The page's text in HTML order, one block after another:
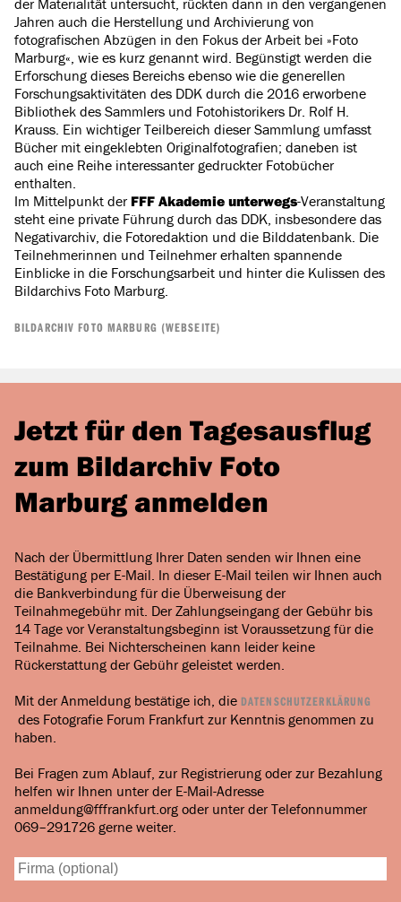
der Materialität untersucht, rückten dann in den vergangenen
Jahren auch die Herstellung und Archivierung von
fotografischen Abzügen in den Fokus der Arbeit bei »Foto
Marburg«, wie es kurz genannt wird. Begünstigt werden die
Erforschung dieses Bereichs ebenso wie die generellen
Forschungsaktivitäten des DDK durch die 2016 erworbene
Bibliothek des Sammlers und Fotohistorikers Dr. Rolf H.
Krauss. Ein wichtiger Teilbereich dieser Sammlung umfasst
Bücher mit eingeklebten Originalfotografien; daneben ist
auch eine Reihe interessanter gedruckter Fotobücher
enthalten.
Im Mittelpunkt der FFF Akademie unterwegs-Veranstaltung
steht eine private Führung durch das DDK, insbesondere das
Negativarchiv, die Fotoredaktion und die Bilddatenbank. Die
Teilnehmerinnen und Teilnehmer erhalten spannende
Einblicke in die Forschungsarbeit und hinter die Kulissen des
Bildarchivs Foto Marburg.
BILDARCHIV FOTO MARBURG (WEBSEITE)
Jetzt für den Tagesausflug
zum Bildarchiv Foto
Marburg anmelden
Nach der Übermittlung Ihrer Daten senden wir Ihnen eine
Bestätigung per E-Mail. In dieser E-Mail teilen wir Ihnen auch
die Bankverbindung für die Überweisung der
Teilnahmegebühr mit. Der Zahlungseingang der Gebühr bis
14 Tage vor Veranstaltungsbeginn ist Voraussetzung für die
Teilnahme. Bei Nichterscheinen kann leider keine
Rückerstattung der Gebühr geleistet werden.
Mit der Anmeldung bestätige ich, die DATENSCHUTZERKLÄRUNG
des Fotografie Forum Frankfurt zur Kenntnis genommen zu
haben.
Bei Fragen zum Ablauf, zur Registrierung oder zur Bezahlung
helfen wir Ihnen unter der E-Mail-Adresse
anmeldung@fffrankfurt.org oder unter der Telefonnummer
069–291726 gerne weiter.